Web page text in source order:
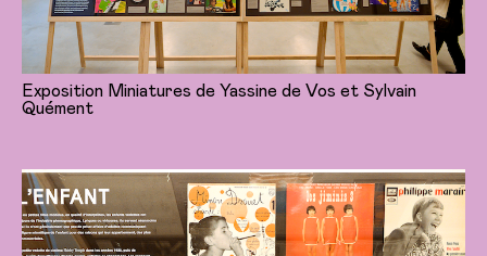
Exposition Miniatures de Yassine de Vos et Sylvain
Quément